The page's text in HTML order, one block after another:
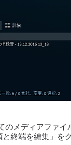
のメディアファ
と終端を編集」